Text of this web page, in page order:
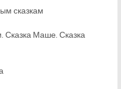
сказкам
Сказка Маше. Сказка